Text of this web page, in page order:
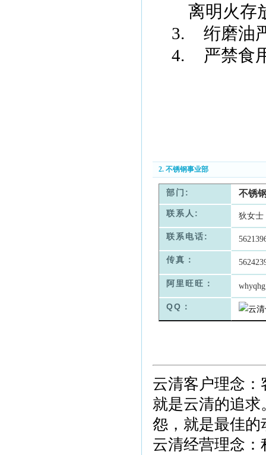
离明火存
3.
绗磨油
4.
严禁食
2. 不锈钢事业部
部门: 不锈
联系人: 狄女士
联系电话:
传真：
阿里旺旺： whyqhg
QQ：
云清客户理念
就是云清的追
怨，就是最佳的
云清经营理念